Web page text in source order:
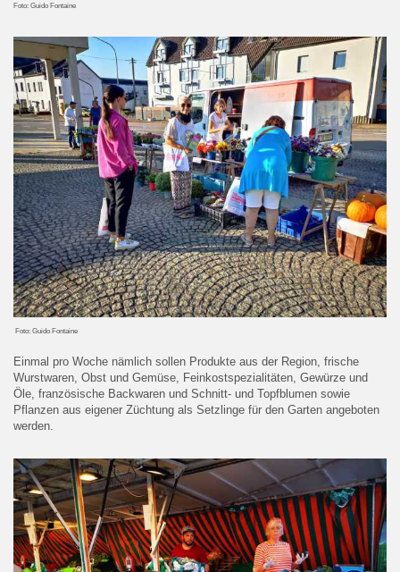
Foto: Guido Fontaine
Foto: Guido Fontaine
Einmal pro Woche nämlich sollen Produkte aus der Region, frische
Wurstwaren, Obst und Gemüse, Feinkostspezialitäten, Gewürze und
Öle, französische Backwaren und Schnitt- und Topfblumen sowie
Pflanzen aus eigener Züchtung als Setzlinge für den Garten angeboten
werden.